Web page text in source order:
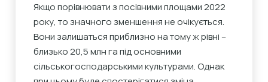
Якщо порівнювати з посівними площами 2022
року, то значного зменшення не очікується.
Вони залишаться приблизно на тому ж рівні –
близько 20,5 млн га під основними
сільськогосподарськими культурами. Однак